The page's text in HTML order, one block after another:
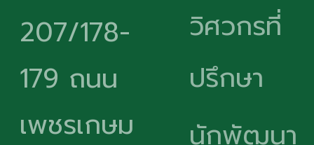
207/178-
179 ถนน
เพชรเกษม
วิศวกรที่
ปรึกษา
นักพัฒนา